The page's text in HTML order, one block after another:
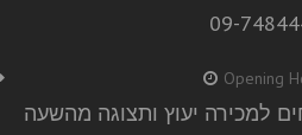
09-
Opening
למכירה יעוץ ותצוגה מהשעה